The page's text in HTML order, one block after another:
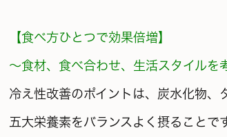
【食べ方ひとつで効果倍増】
～食材、食べ合わせ、生活スタイルを
冷え性改善のポイントは、炭水化物、
五大栄養素をバランスよく摂ることです